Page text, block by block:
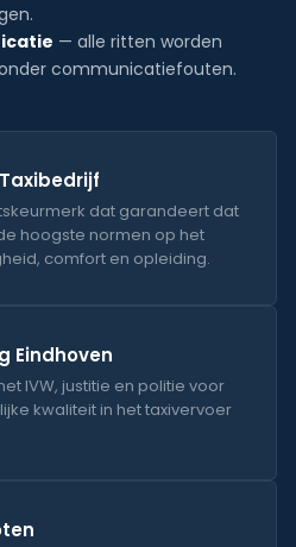
— alle ritten worden
communicatiefouten.
dat garandeert dat
hoogste normen op het
comfort en opleiding.
Eindhoven
IVW, justitie en politie voor
kwaliteit in het taxivervoer